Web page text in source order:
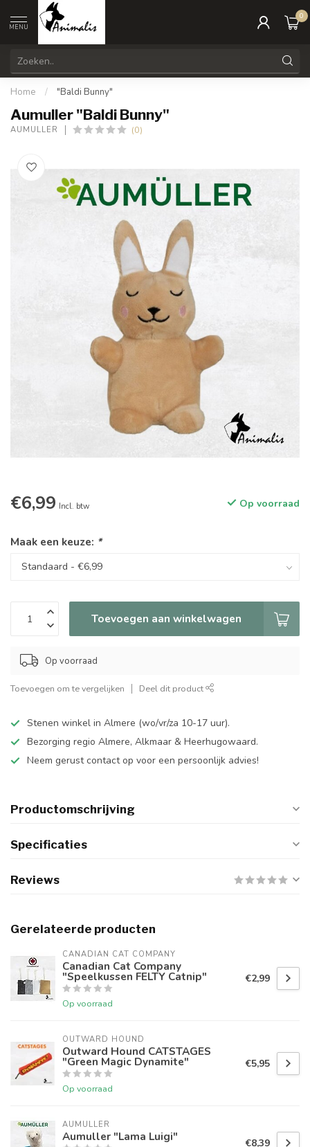
MENU
0
Home / "Baldi Bunny"
Aumuller "Baldi Bunny"
AUMULLER (0)
€6,99 Incl. btw Op voorraad
Maak een keuze: *
Toevoegen aan winkelwagen
Op voorraad
Toevoegen om te vergelijken Deel dit product
Stenen winkel in Almere (wo/vr/za 10-17 uur).
Bezorging regio Almere, Alkmaar & Heerhugowaard.
Neem gerust contact op voor een persoonlijk advies!
Productomschrijving
Specificaties
Reviews
Gerelateerde producten
CANADIAN CAT COMPANY
Canadian Cat Company
"Speelkussen FELTY Catnip"
Op voorraad
€2,99
OUTWARD HOUND
Outward Hound CATSTAGES
"Green Magic Dynamite"
Op voorraad
€5,95
AUMULLER
Aumuller "Lama Luigi" €8,39